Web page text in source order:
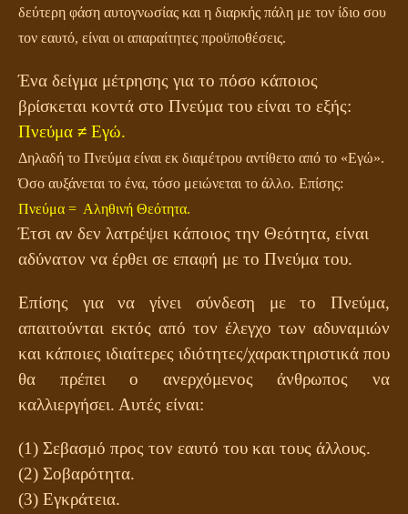
δεύτερη φάση αυτογνωσίας και η διαρκής πάλη με τον ίδιο σου
τον εαυτό, είναι οι απαραίτητες προϋποθέσεις.
Ένα δείγμα μέτρησης για το πόσο κάποιος
βρίσκεται κοντά στο Πνεύμα του είναι το εξής:
Πνεύμα ≠ Εγώ.
Δηλαδή το Πνεύμα είναι εκ διαμέτρου αντίθετο από το «Εγώ».
Όσο αυξάνεται το ένα, τόσο μειώνεται το άλλο. Επίσης:
Πνεύμα = Αληθινή Θεότητα.
Έτσι αν δεν λατρέψει κάποιος την Θεότητα, είναι
αδύνατον να έρθει σε επαφή με το Πνεύμα του.
Επίσης για να γίνει σύνδεση με το Πνεύμα,
απαιτούνται εκτός από τον έλεγχο των αδυναμιών
και κάποιες ιδιαίτερες ιδιότητες/χαρακτηριστικά που
θα πρέπει ο ανερχόμενος άνθρωπος να
καλλιεργήσει. Αυτές είναι:
(1) Σεβασμό προς τον εαυτό του και τους άλλους.
(2) Σοβαρότητα.
(3) Εγκράτεια.